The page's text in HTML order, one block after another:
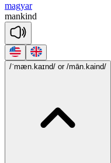
magyar
mankind
/ˈmæn.kaɪnd/ or /mān.kaind/